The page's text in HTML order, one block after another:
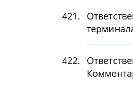
421.
422.